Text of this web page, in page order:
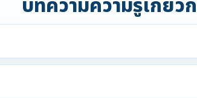
บทความความรู้เกี่ย